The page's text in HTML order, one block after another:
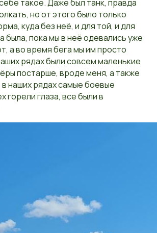
такое. Даже был танк, правда
но от этого было только
куда без неё, и для той, и для
была, пока мы в неё одевались уже
а во время бега мы им просто
рядах были совсем маленькие
постарше, вроде меня, а также
в наших рядах самые боевые
горели глаза, все были в